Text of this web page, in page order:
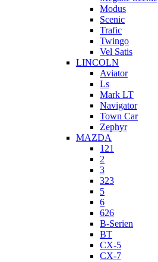
Modus
Scenic
Trafic
Twingo
Vel Satis
LINCOLN
Aviator
Ls
Mark LT
Navigator
Town Car
Zephyr
MAZDA
121
2
3
323
5
6
626
B-Serien
BT
CX-5
CX-7